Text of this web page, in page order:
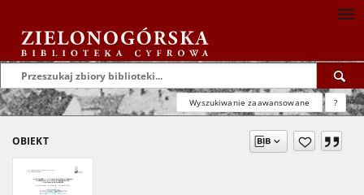
Wyszukiwanie zaawansowane ?
OBIEKT